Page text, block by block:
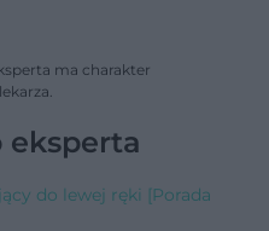
ma charakter
eksperta
do lewej ręki [Porada